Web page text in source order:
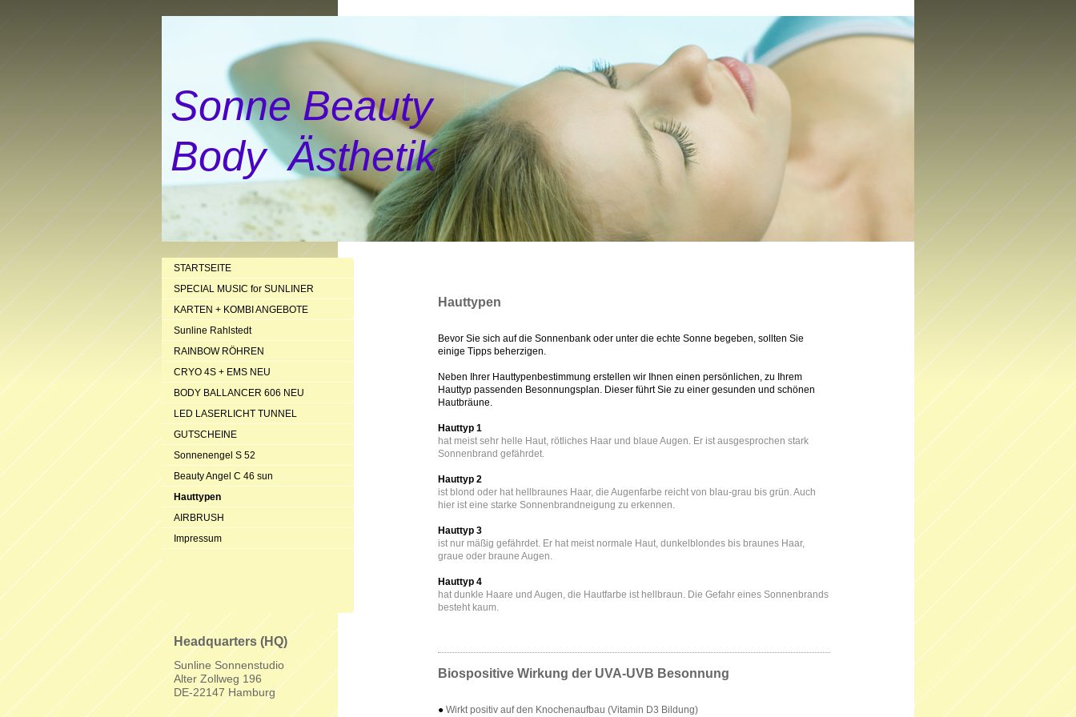
Sonne Beauty
Body Ästhetik
Hauttypen
Bevor Sie sich auf die Sonnenbank oder unter die echte Sonne begeben, sollten Sie
einige Tipps beherzigen.
Neben Ihrer Hauttypenbestimmung erstellen wir Ihnen einen persönlichen, zu Ihrem
Hauttyp passenden Besonnungsplan. Dieser führt Sie zu einer gesunden und schönen
Hautbräune.
Hauttyp 1
hat meist sehr helle Haut, rötliches Haar und blaue Augen. Er ist ausgesprochen stark
Sonnenbrand gefährdet.
Hauttyp 2
ist blond oder hat hellbraunes Haar, die Augenfarbe reicht von blau-grau bis grün. Auch
hier ist eine starke Sonnenbrandneigung zu erkennen.
Hauttyp 3
ist nur mäßig gefährdet. Er hat meist normale Haut, dunkelblondes bis braunes Haar,
graue oder braune Augen.
Hauttyp 4
hat dunkle Haare und Augen, die Hautfarbe ist hellbraun. Die Gefahr eines Sonnenbrands
besteht kaum.
Biospositive Wirkung der UVA-UVB Besonnung
● Wirkt positiv auf den Knochenaufbau (Vitamin D3 Bildung)
STARTSEITE
SPECIAL MUSIC for SUNLINER
KARTEN + KOMBI ANGEBOTE
Sunline Rahlstedt
RAINBOW RÖHREN
CRYO 4S + EMS NEU
BODY BALLANCER 606 NEU
LED LASERLICHT TUNNEL
GUTSCHEINE
Sonnenengel S 52
Beauty Angel C 46 sun
Hauttypen
AIRBRUSH
Impressum
Headquarters (HQ)
Sunline Sonnenstudio
Alter Zollweg 196
DE-22147 Hamburg